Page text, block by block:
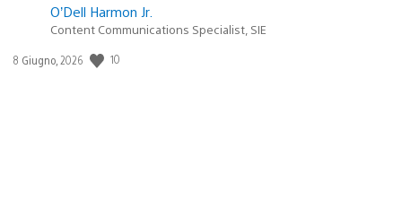
O’Dell Harmon Jr.
Content Communications Specialist, SIE
Data
8 Giugno, 2026 10